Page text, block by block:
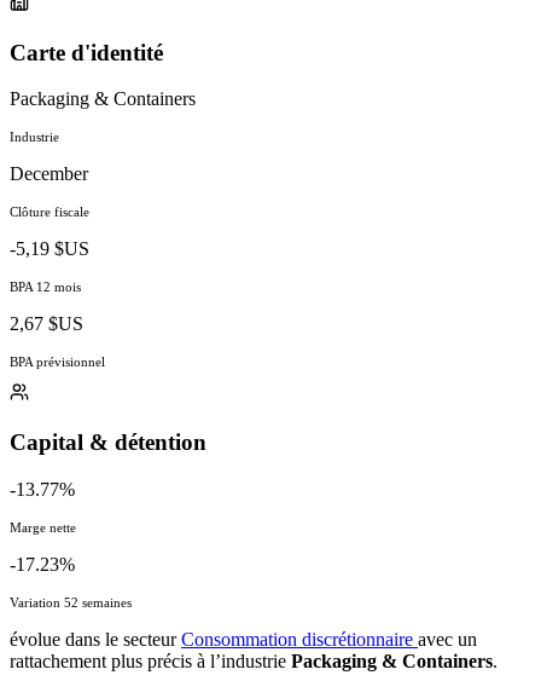
Carte d'identité
Packaging & Containers
Industrie
December
Clôture fiscale
-5,19 $US
BPA 12 mois
2,67 $US
BPA prévisionnel
Capital & détention
-13.77%
Marge nette
-17.23%
Variation 52 semaines
évolue dans le secteurConsommation discrétionnaire avec un
rattachement plus précis à l’industrie Packaging & Containers.